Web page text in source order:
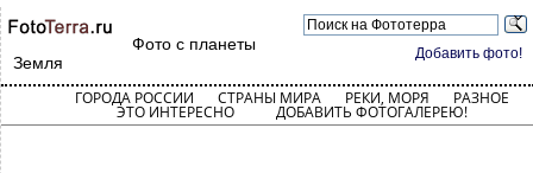
Добавить фото!
Фото с планеты
Земля
ГОРОДА РОССИИ СТРАНЫ МИРА РЕКИ, МОРЯ РАЗНОЕ
ЭТО ИНТЕРЕСНО ДОБАВИТЬ ФОТОГАЛЕРЕЮ!